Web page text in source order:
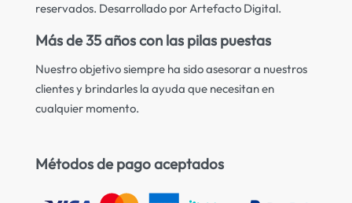
reservados. Desarrollado por Artefacto Digital.
Más de 35 años con las pilas puestas
Nuestro objetivo siempre ha sido asesorar a nuestros
clientes y brindarles la ayuda que necesitan en
cualquier momento.
Métodos de pago aceptados